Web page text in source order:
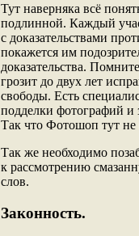
Тут наверняка всё
подлинной. Каждый
с доказательствами
покажется им
доказательства.
грозит до двух лет
свободы. Есть
подделки фотографий и
Так что Фотошоп тут не
Так же необходимо
к рассмотрению
слов.
Законность.